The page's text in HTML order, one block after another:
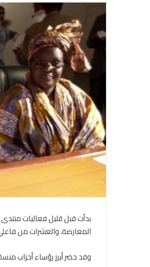
بدأت قبل قليل فعاليات
المعارضة، والعشرات من
وقد حضر أبرز رؤساء أحزاب